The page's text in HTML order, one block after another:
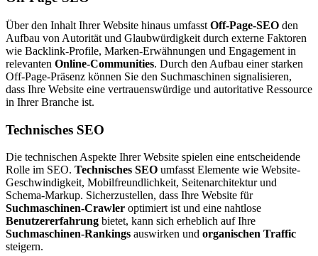
Über den Inhalt Ihrer Website hinaus umfasst Off-Page-SEO den
Aufbau von Autorität und Glaubwürdigkeit durch externe Faktoren
wie Backlink-Profile, Marken-Erwähnungen und Engagement in
relevanten Online-Communities. Durch den Aufbau einer starken
Off-Page-Präsenz können Sie den Suchmaschinen signalisieren,
dass Ihre Website eine vertrauenswürdige und autoritative Ressource
in Ihrer Branche ist.
Technisches SEO
Die technischen Aspekte Ihrer Website spielen eine entscheidende
Rolle im SEO. Technisches SEO umfasst Elemente wie Website-
Geschwindigkeit, Mobilfreundlichkeit, Seitenarchitektur und
Schema-Markup. Sicherzustellen, dass Ihre Website für
Suchmaschinen-Crawler optimiert ist und eine nahtlose
Benutzererfahrung bietet, kann sich erheblich auf Ihre
Suchmaschinen-Rankings auswirken und organischen Traffic
steigern.